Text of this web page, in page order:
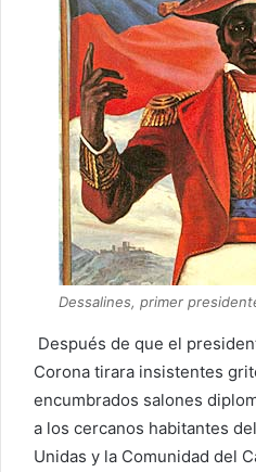
Dessalines, primer
Después de que el
Corona tirara insistentes
encumbrados salones
a los cercanos habitantes
Unidas y la Comunidad del